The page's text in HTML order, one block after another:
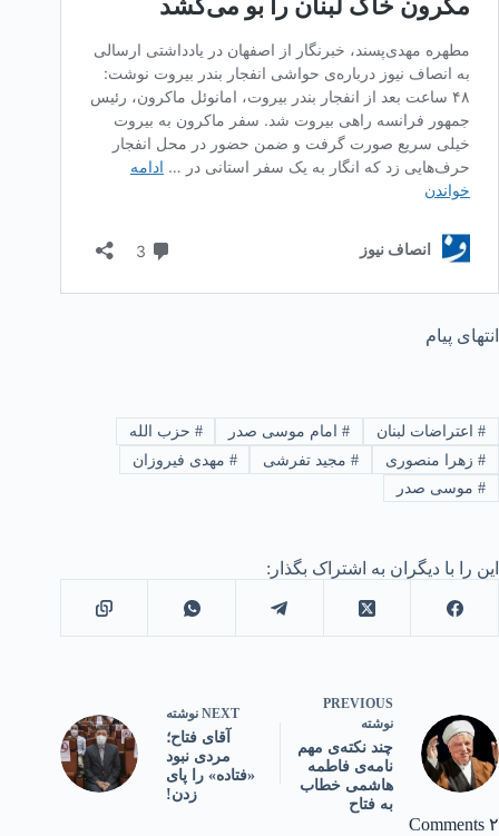
انتهای پیام
#اعتراضات لبنان #امام موسی صدر # حزب الله
#زهرا منصوری #مجید تفرشی # مهدی فیروزان
#موسی صدر
این را با دیگران به اشتراک بگذار:
PREVIOUS
نوشته
چند نکته‌ی مهم
نامه‌ی فاطمه
هاشمی خطاب
به فتاح
NEXT نوشته
آقای فتاح؛
مردی نبود
«فتاده» را پای
زدن!
۲ Comments